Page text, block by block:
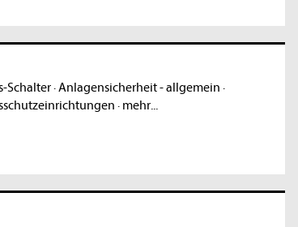
Schalter·Anlagensicherheit - allgemein ·
· mehr...